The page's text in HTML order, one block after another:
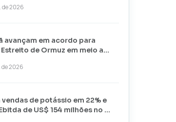
de 2026
avançam em acordo para
de Ormuz em meio a
de 2026
vendas de potássio em 22% e
de US$ 154 milhões no 2º